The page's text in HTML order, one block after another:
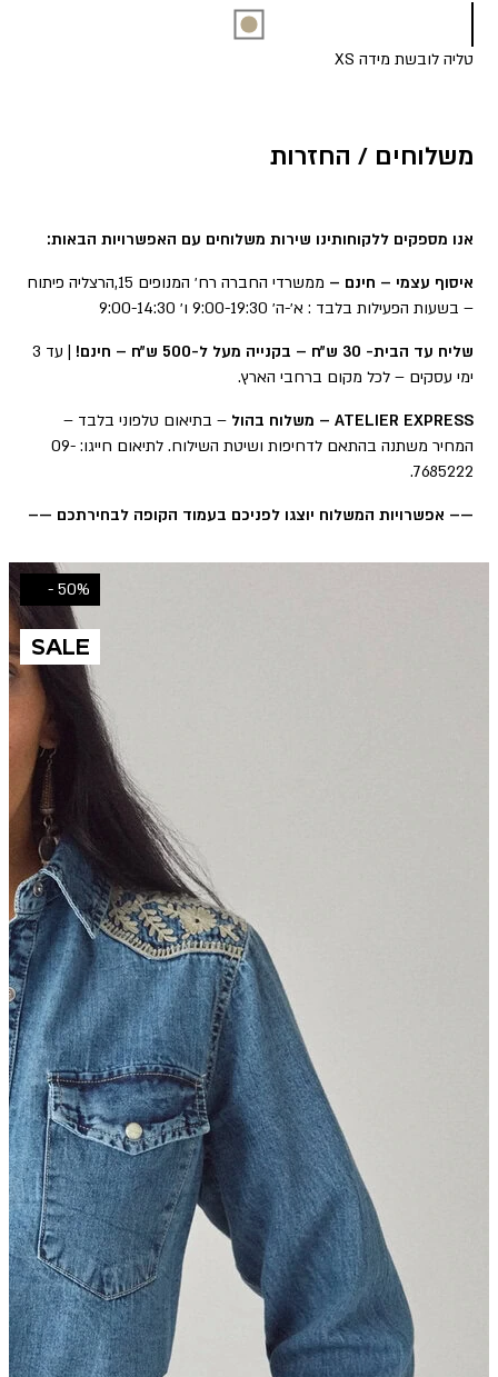
טליה לובשת מידה XS
משלוחים / החזרות
אנו מספקים ללקוחותינו שירות משלוחים עם האפשרויות הבאות:
איסוף עצמי – חינם –
ממשרדי החברה רח׳ המנופים 15,הרצליה פיתוח
– בשעות הפעילות בלבד : א׳-ה׳ 9:00-19:30 ו׳ 9:00-14:30
שליח עד הבית- 30 ש״ח – בקנייה מעל ל-500 ש״ח – חינם!
| עד 3
ימי עסקים – לכל מקום ברחבי הארץ.
ATELIER EXPRESS – משלוח בהול
– בתיאום טלפוני בלבד –
המחיר משתנה בהתאם לדחיפות ושיטת השילוח. לתיאום חייגו: 09-
7685222.
—– אפשרויות המשלוח יוצגו לפניכם בעמוד הקופה לבחירתכם —–
50% -
SALE